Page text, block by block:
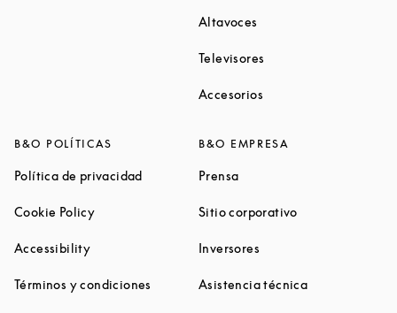
Altavoces
Televisores
Accesorios
B&O POLÍTICAS
Política de privacidadLink Opens in New Tab
Cookie PolicyLink Opens in New Tab
AccessibilityLink Opens in New Tab
Términos y condiciones Link Opens in New Tab
B&O EMPRESA
PrensaLink Opens in New Tab
Sitio corporativoLink Opens in
Inversores
Asistencia técnicaLink Opens in